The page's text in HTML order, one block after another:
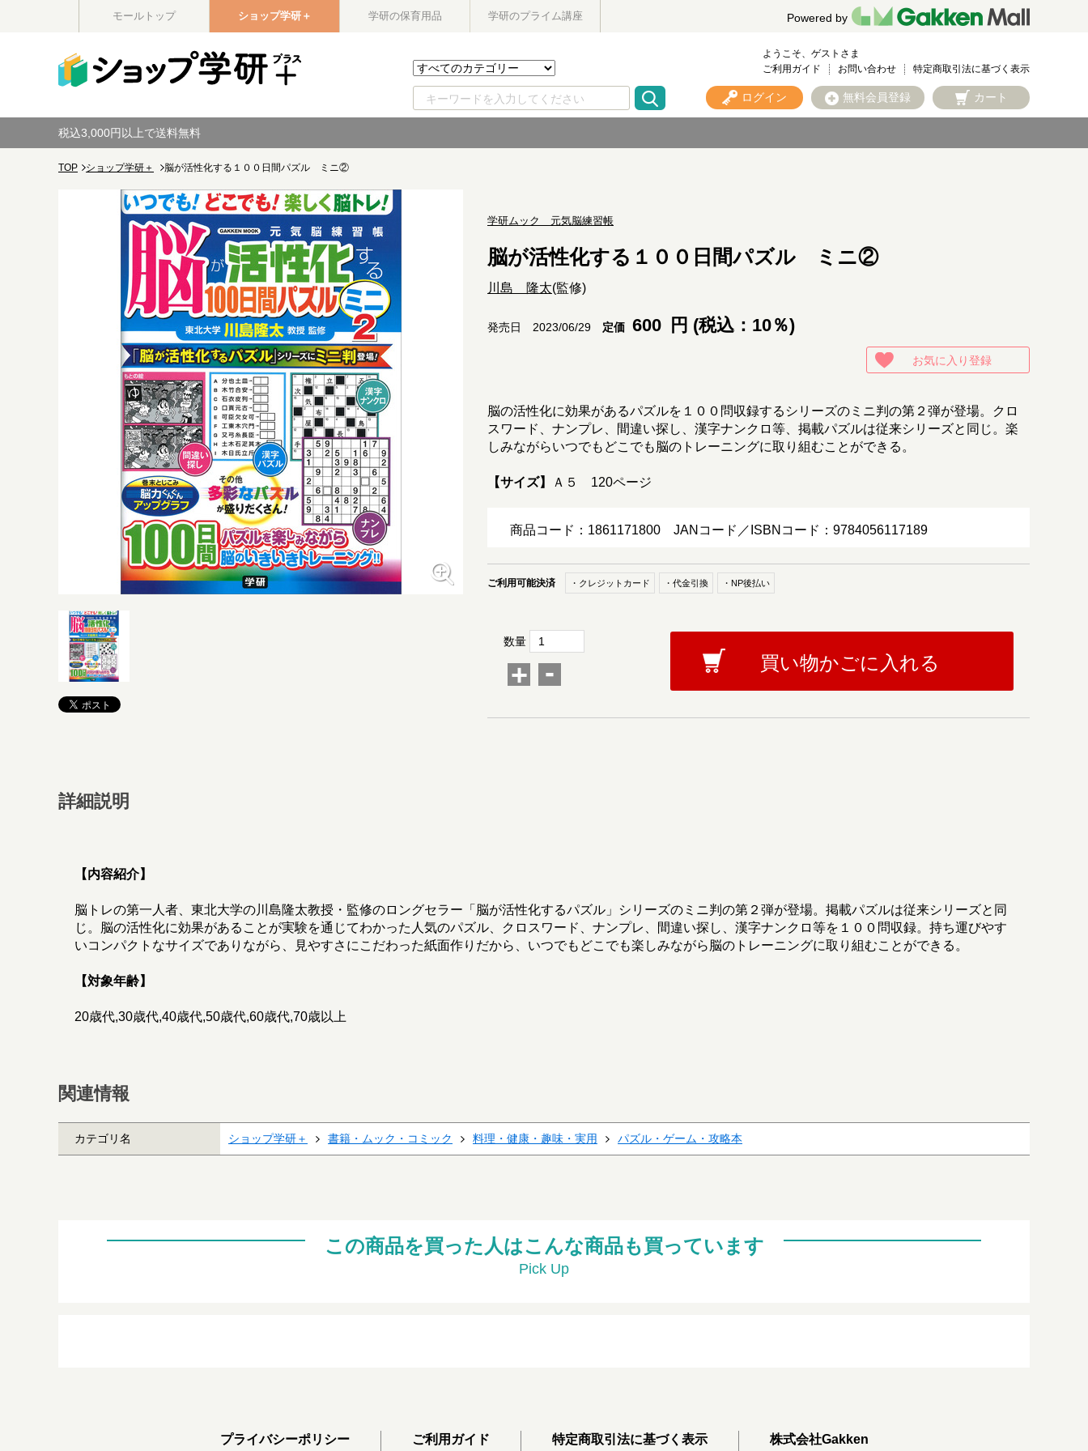
モールトップ ショップ学研＋ 学研の保育用品 学研のプライム講座 Powered by
ようこそ、ゲストさま
ご利用ガイド
お問い合わせ 特定商取引法に基づく表示
ログイン 無料会員登録 カート
税込3,000円以上で送料無料
TOP ショップ学研＋ 脳が活性化する１００日間パズル ミニ②
学研ムック 元気脳練習帳
脳が活性化する１００日間パズル ミニ②
川島 隆太(監修)
発売日 2023/06/29 定価 600 円 (税込：10％)
お気に入り登録
脳の活性化に効果があるパズルを１００問収録するシリーズのミニ判の第２弾が登場。クロ
スワード、ナンプレ、間違い探し、漢字ナンクロ等、掲載パズルは従来シリーズと同じ。楽
しみながらいつでもどこでも脳のトレーニングに取り組むことができる。
【サイズ】 Ａ５ 120ページ
商品コード：1861171800 JANコード／ISBNコード：9784056117189
ご利用可能決済 ・クレジットカード ・代金引換 ・NP後払い
数量
+ - 買い物かごに入れる
詳細説明
【内容紹介】
脳トレの第一人者、東北大学の川島隆太教授・監修のロングセラー「脳が活性化するパズル」シリーズのミニ判の第２弾が登場。掲載パズルは従来シリーズと同
じ。脳の活性化に効果があることが実験を通じてわかった人気のパズル、クロスワード、ナンプレ、間違い探し、漢字ナンクロ等を１００問収録。持ち運びやす
いコンパクトなサイズでありながら、見やすさにこだわった紙面作りだから、いつでもどこでも楽しみながら脳のトレーニングに取り組むことができる。
【対象年齢】
20歳代,30歳代,40歳代,50歳代,60歳代,70歳以上
関連情報
カテゴリ名 ショップ学研＋ 書籍・ムック・コミック 料理・健康・趣味・実用 パズル・ゲーム・攻略本
この商品を買った人はこんな商品も買っています
Pick Up
プライバシーポリシー ご利用ガイド 特定商取引法に基づく表示 株式会社Gakken